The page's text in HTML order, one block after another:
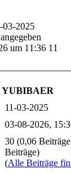
03-2025
um 11:36 11
YUBIBAER
11-03-2025
03-08-2026,
30 (0,06
Beiträge)
(Alle Beiträge